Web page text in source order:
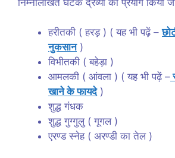
हरीतकी ( हरड़ ) ( यह भी पढ़ें –
नुकसान)
विभीतकी ( बहेड़ा )
आमलकी ( आंवला ) ( यह भी पढ़ें –
खाने के फायदे)
शुद्ध गंधक
शुद्ध गुग्गुलु ( गूगल )
एरण्ड स्नेह ( अरण्डी का तेल )